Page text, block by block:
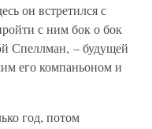
он встретился с
с ним бок о бок
Спеллман, – будущей
его компаньоном и
год, потом